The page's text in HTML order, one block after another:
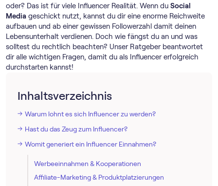
oder? Das ist für viele Influencer Realität. Wenn du Social
Media geschickt nutzt, kannst du dir eine enorme Reichweite
aufbauen und ab einer gewissen Followerzahl damit deinen
Lebensunterhalt verdienen. Doch wie fängst du an und was
solltest du rechtlich beachten? Unser Ratgeber beantwortet
dir alle wichtigen Fragen, damit du als Influencer erfolgreich
durchstarten kannst!
Inhaltsverzeichnis
Warum lohnt es sich Influencer zu werden?
Hast du das Zeug zum Influencer?
Womit generiert ein Influencer Einnahmen?
Werbeeinnahmen & Kooperationen
Affiliate-Marketing & Produktplatzierungen